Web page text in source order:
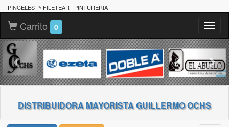
PINCELES P/ FILETEAR | PINTURERIA
Carrito 0
DISTRIBUIDORA MAYORISTA GUILLERMO OCHS